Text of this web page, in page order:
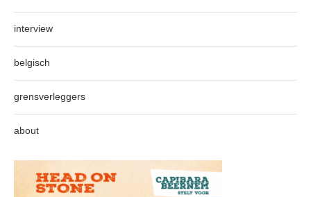
interview
belgisch
grensverleggers
about